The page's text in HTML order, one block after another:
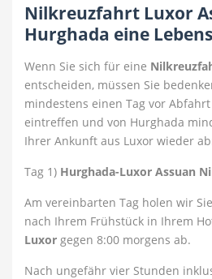
Nilkreuzfahrt Luxor
Hurghada eine
Wenn Sie sich für eine
entscheiden, müssen Sie
mindestens einen Tag vor
eintreffen und von Hurghada
Ihrer Ankunft aus Luxor wieder
Tag 1) Hurghada-Luxor Assuan
Am vereinbarten Tag holen wir
nach Ihrem Frühstück in Ihrem
Luxor gegen 8:00 morgens ab.
Nach ungefähr vier Stunden